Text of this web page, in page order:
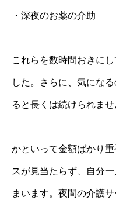
・深夜のお薬の介助
これらを数時間おきに
した。さらに、気にな
ると長くは続けられませ
かといって金額ばかり
スが見当たらず、自分
まいます。夜間の介護